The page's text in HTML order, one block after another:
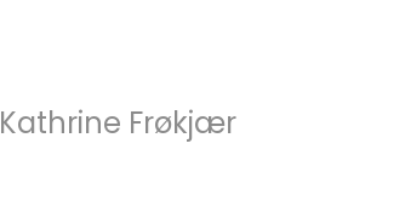
Kathrine Frøkjær